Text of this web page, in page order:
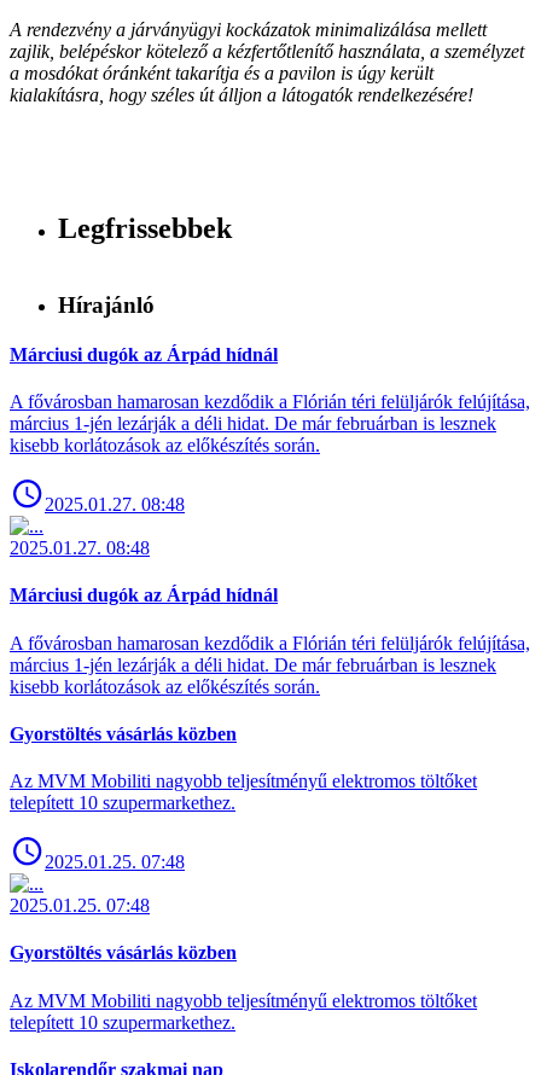
A rendezvény a járványügyi kockázatok minimalizálása mellett
zajlik, belépéskor kötelező a kézfertőtlenítő használata, a személyzet
a mosdókat óránként takarítja és a pavilon is úgy került
kialakításra, hogy széles út álljon a látogatók rendelkezésére!
Legfrissebbek
Hírajánló
Márciusi dugók az Árpád hídnál
A fővárosban hamarosan kezdődik a Flórián téri felüljárók felújítása,
március 1-jén lezárják a déli hidat. De már februárban is lesznek
kisebb korlátozások az előkészítés során.
2025.01.27. 08:48
2025.01.27. 08:48
Márciusi dugók az Árpád hídnál
A fővárosban hamarosan kezdődik a Flórián téri felüljárók felújítása,
március 1-jén lezárják a déli hidat. De már februárban is lesznek
kisebb korlátozások az előkészítés során.
Gyorstöltés vásárlás közben
Az MVM Mobiliti nagyobb teljesítményű elektromos töltőket
telepített 10 szupermarkethez.
2025.01.25. 07:48
2025.01.25. 07:48
Gyorstöltés vásárlás közben
Az MVM Mobiliti nagyobb teljesítményű elektromos töltőket
telepített 10 szupermarkethez.
Iskolarendőr szakmai nap